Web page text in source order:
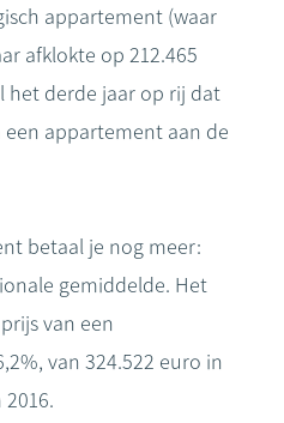
appartement (waar
afklokte op 212.465
het derde jaar op rij dat
appartement aan de
betaal je nog meer:
gemiddelde. Het
van een
van 324.522 euro in